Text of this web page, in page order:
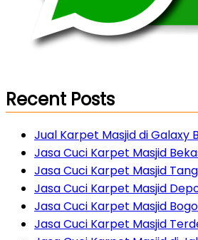
Recent Posts
Jual Karpet Masjid di Galaxy
Jasa Cuci Karpet Masjid
Jasa Cuci Karpet Masjid
Jasa Cuci Karpet Masjid
Jasa Cuci Karpet Masjid
Jasa Cuci Karpet Masjid